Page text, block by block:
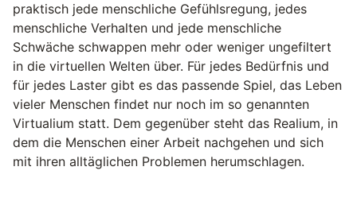
praktisch jede menschliche Gefühlsregung, jedes
menschliche Verhalten und jede menschliche
Schwäche schwappen mehr oder weniger ungefiltert
in die virtuellen Welten über. Für jedes Bedürfnis und
für jedes Laster gibt es das passende Spiel, das Leben
vieler Menschen findet nur noch im so genannten
Virtualium statt. Dem gegenüber steht das Realium, in
dem die Menschen einer Arbeit nachgehen und sich
mit ihren alltäglichen Problemen herumschlagen.